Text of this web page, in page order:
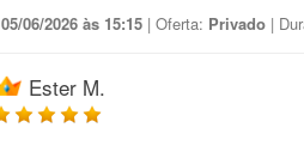
05/06/2026 às 15:15 | Oferta: Privado |
Ester M.